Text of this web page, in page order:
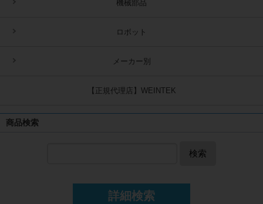
機械部品
ロボット
メーカー別
【正規代理店】WEINTEK
商品検索
検索
詳細検索